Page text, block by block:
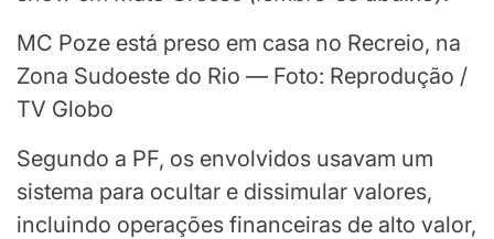
MC Poze está preso em casa no Recreio, na
Zona Sudoeste do Rio — Foto: Reprodução /
TV Globo
Segundo a PF, os envolvidos usavam um
sistema para ocultar e dissimular valores,
incluindo operações financeiras de alto valor,